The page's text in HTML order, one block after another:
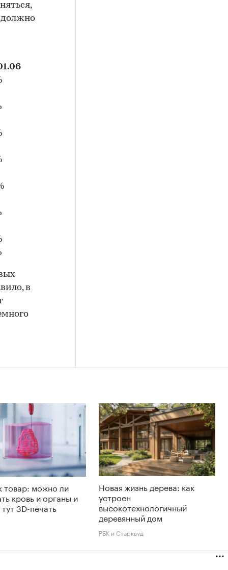
должно
в
товар: можно ли
кровь и органы и
3D-печать
Новая жизнь дерева: как
устроен
высокотехнологичный
деревянный дом
РБК и Старквуд